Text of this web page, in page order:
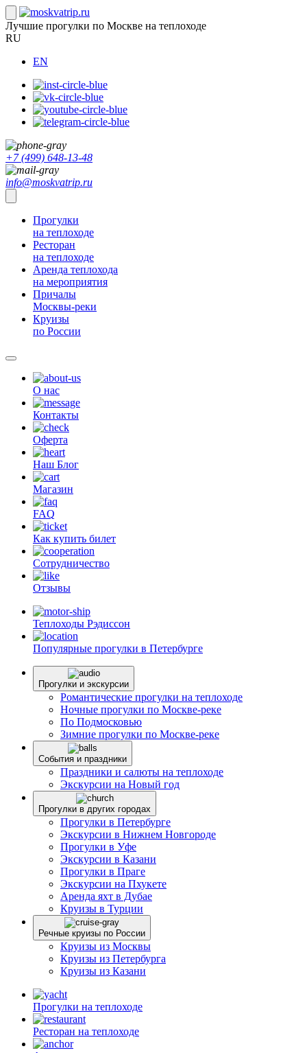
Лучшие прогулки по Москве на теплоходе
RU
EN
+7 (499) 648-13-48
info@moskvatrip.ru
Прогулки
на теплоходе
Ресторан
на теплоходе
Аренда теплохода
на мероприятия
Причалы
Москвы-реки
Круизы
по России
О нас
Контакты
Оферта
Наш Блог
Магазин
FAQ
Как купить билет
Сотрудничество
Отзывы
Теплоходы Рэдиссон
Популярные прогулки в Петербурге
Прогулки и экскурсии
Романтические прогулки на теплоходе
Ночные прогулки по Москве-реке
По Подмосковью
Зимние прогулки по Москве-реке
События и праздники
Праздники и салюты на теплоходе
Экскурсии на Новый год
Прогулки в других городах
Прогулки в Петербурге
Экскурсии в Нижнем Новгороде
Прогулки в Уфе
Экскурсии в Казани
Прогулки в Праге
Экскурсии на Пхукете
Аренда яхт в Дубае
Круизы в Турции
Речные круизы по России
Круизы из Москвы
Круизы из Петербурга
Круизы из Казани
Прогулки на теплоходе
Ресторан на теплоходе